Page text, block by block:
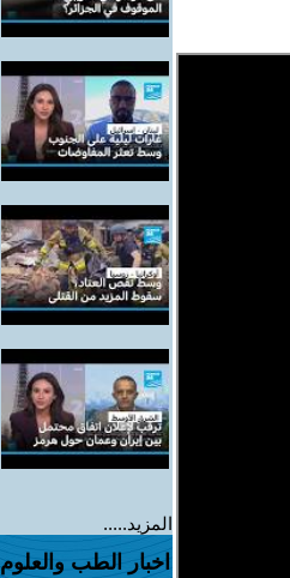
المزيد.....
اخبار الطب والعلوم